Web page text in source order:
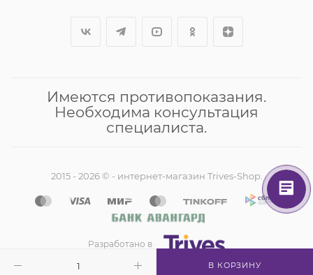
В КОРЗИНУ
Имеются противопоказания.
Необходима консультация
специалиста.
2015 - 2026 © - интернет-магазин Trives-Shop.
Разработано в